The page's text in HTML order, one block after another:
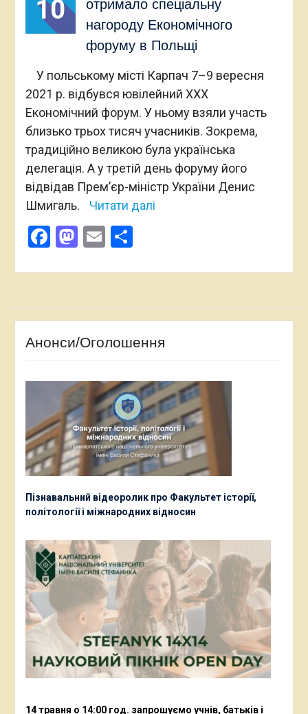
10
отримало спеціальну
нагороду Економічного
форуму в Польщі
У польському місті Карпач 7–9 вересня
2021 р. відбувся ювілейний XXX
Економічний форум. У ньому взяли участь
близько трьох тисяч учасників. Зокрема,
традиційно великою була українська
делегація. А у третій день форуму його
відвідав Прем’єр-міністр України Денис
Шмигаль.
Читати далі
Facebook
Mastodon
EmailПоділитися
Анонси/Оголошення
Пізнавальний відеоролик про Факультет історії,
політології і міжнародних відносин
14 травня о 14:00 год. запрошуємо учнів, батьків і